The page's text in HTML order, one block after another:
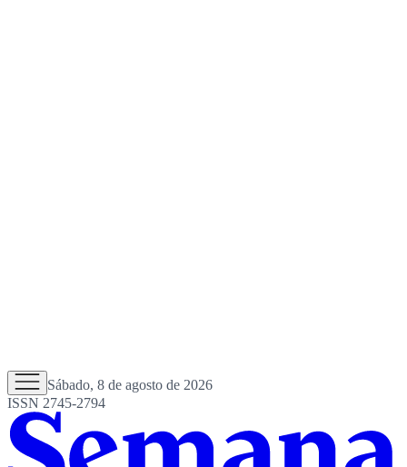
Sábado, 8 de agosto de 2026
ISSN 2745-2794